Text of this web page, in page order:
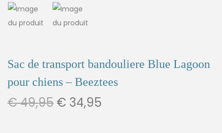
Sac de transport bandouliere Blue Lagoon
pour chiens – Beeztees
€49,95 € 34,95